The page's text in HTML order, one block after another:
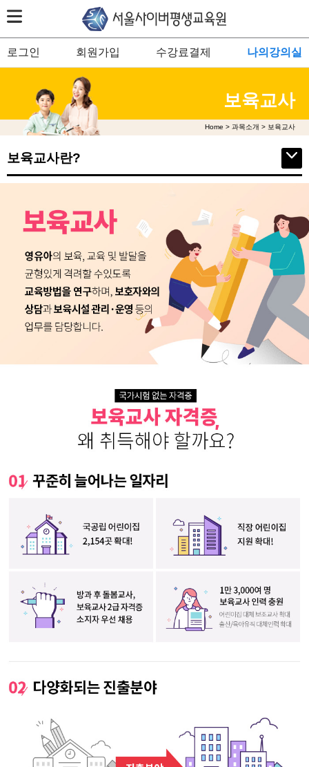
로그인 회원가입 수강료결제 나의강의실
보육교사
Home > 과목소개 > 보육교사
보육교사란?